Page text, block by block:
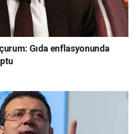
Gıda enflasyonunda